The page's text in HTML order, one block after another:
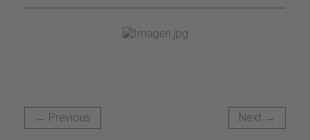
← Previous Next →